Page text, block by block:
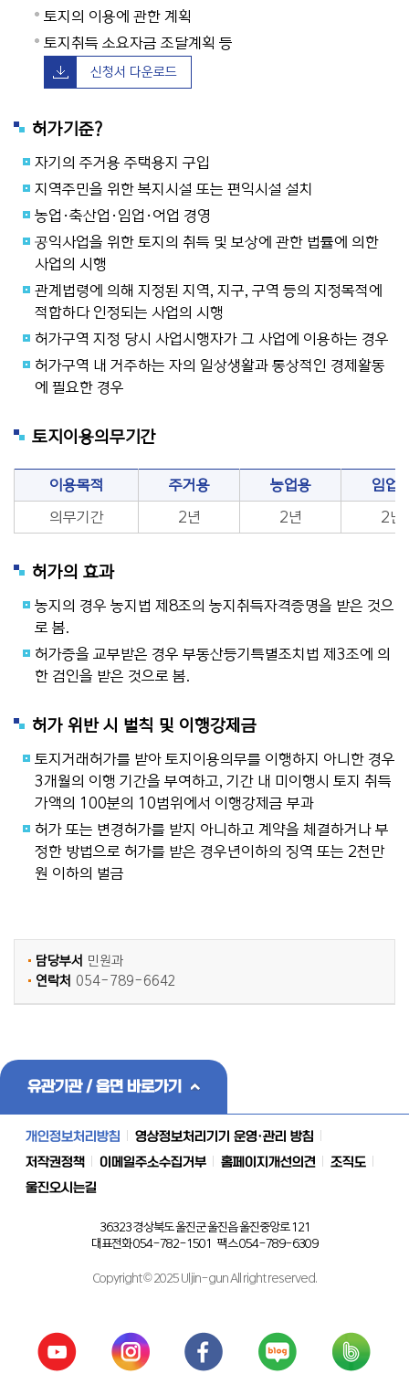
토지의 이용에 관한 계획
토지취득 소요자금 조달계획 등
신청서 다운로드
허가기준?
자기의 주거용 주택용지 구입
지역주민을 위한 복지시설 또는 편익시설 설치
농업·축산업·임업·어업 경영
공익사업을 위한 토지의 취득 및 보상에 관한 법률에 의한
사업의 시행
관계법령에 의해 지정된 지역, 지구, 구역 등의 지정목적에
적합하다 인정되는 사업의 시행
허가구역 지정 당시 사업시행자가 그 사업에 이용하는 경우
허가구역 내 거주하는 자의 일상생활과 통상적인 경제활동
에 필요한 경우
토지이용의무기간
이용목적 주거용 농업용
임업
의무기간
2년 2년 2년
허가의 효과
농지의 경우 농지법 제8조의 농지취득자격증명을 받은 것으
로 봄.
허가증을 교부받은 경우 부동산등기특별조치법 제3조에 의
한 검인을 받은 것으로 봄.
허가 위반 시 벌칙 및 이행강제금
토지거래허가를 받아 토지이용의무를 이행하지 아니한 경우
3개월의 이행 기간을 부여하고, 기간 내 미이행시 토지 취득
가액의 100분의 10범위에서 이행강제금 부과
허가 또는 변경허가를 받지 아니하고 계약을 체결하거나 부
정한 방법으로 허가를 받은 경우년이하의 징역 또는 2천만
원 이하의 벌금
담당부서 민원과
연락처 054-789-6642
유관기관 / 읍면 바로가기
개인정보처리방침
영상정보처리기기 운영·관리 방침
저작권정책
이메일주소수집거부 홈페이지개선의견
조직도
울진오시는길
36323 경상북도 울진군 울진읍 울진중앙로 121
대표전화 054-782-1501 팩스 054-789-6309
Copyright © 2025 Uljin-gun All right reserved.